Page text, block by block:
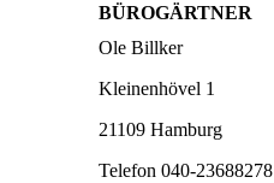
BÜROGÄRTNER
Ole Billker
Kleinenhövel 1
21109 Hamburg
Telefon 040-23688278